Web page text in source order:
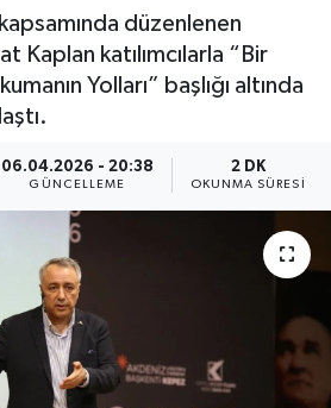
düzenlenen
Kaplan katılımcılarla “Bir
Yolları” başlığı altında
06.04.2026 - 20:38
GÜNCELLEME
2 DK
OKUNMA SÜRESI